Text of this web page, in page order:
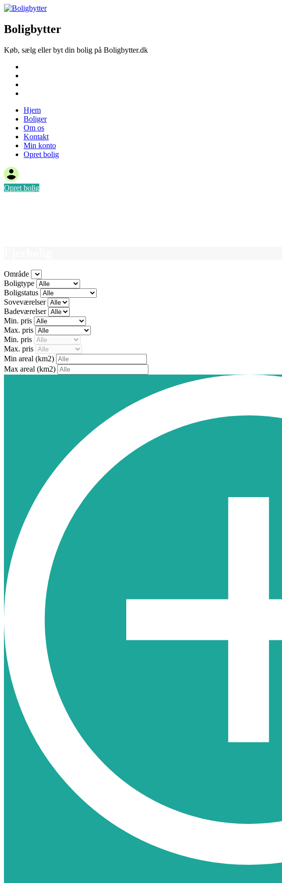
Boligbytter
Køb, sælg eller byt din bolig på Boligbytter.dk
Hjem
Boliger
Om os
Kontakt
Min konto
Opret bolig
Opret bolig
Område
Boligtype
Boligstatus
Soveværelser
Badeværelser
Min. pris
Max. pris
Min. pris
Max. pris
Min areal (km2)
Max areal (km2)